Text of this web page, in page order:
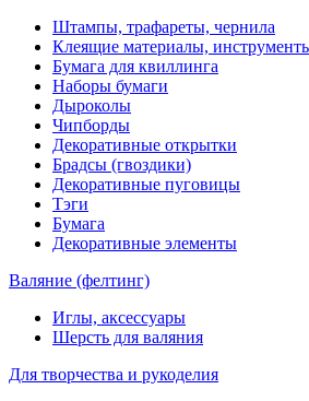
Штампы, трафареты, чернила
Клеящие материалы,
Бумага для квиллинга
Наборы бумаги
Дыроколы
Чипборды
Декоративные открытки
Брадсы (гвоздики)
Декоративные пуговицы
Тэги
Бумага
Декоративные элементы
Валяние (фелтинг)
Иглы, аксессуары
Шерсть для валяния
Для творчества и рукоделия